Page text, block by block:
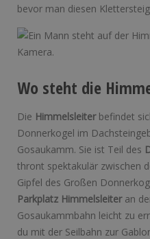
bevor man diesen
Wo steht die
Die Himmelsleiterbefindet
Donnerkogel im
Gosaukamm. Sie ist Teil des
thront spektakulär zwischen
Gipfel des Großen
Parkplatz Himmelsleiteran
Gosaukammbahn leicht zu
du mit der Seilbahn zur